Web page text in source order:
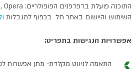
השימוש והיישום באתר חל בכפוף למגבלות
אפשרויות הנגישות בתפריט:
התאמה לניווט מקלדת- מתן אפשרות